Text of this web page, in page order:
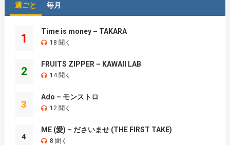
週ごと 毎月
1
Time is money – TAKARA
18 聞く
2
FRUITS ZIPPER – KAWAII LAB
14 聞く
3
Ado – モンストロ
12 聞く
4
ME (愛) – ださいませ (THE FIRST TAKE)
8 聞く